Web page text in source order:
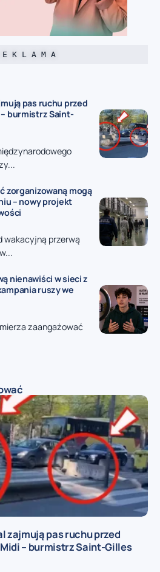
E K L A M A
pas ruchu przed
burmistrz Saint-
zorganizowaną mogą
– nowy projekt
wakacyjną przerwą
nienawiści w sieci z
ruszy we
zaangażować
zajmują pas ruchu przed
– burmistrz Saint-Gilles